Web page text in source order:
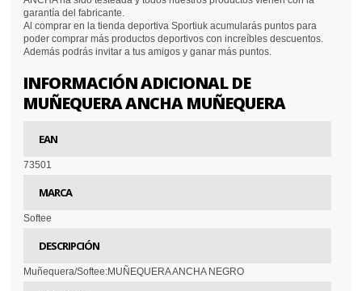
garantía del fabricante.
Al comprar en la tienda deportiva Sportiuk acumularás puntos para
poder comprar más productos deportivos con increíbles descuentos.
Además podrás invitar a tus amigos y ganar más puntos.
INFORMACIÓN ADICIONAL DE
MUÑEQUERA ANCHA MUÑEQUERA
EAN
73501
MARCA
Softee
DESCRIPCIÓN
Muñequera/Softee:MUÑEQUERA ANCHA NEGRO